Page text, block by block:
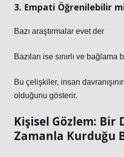
3. Empati Öğrenilebilir
Bazı araştırmalar evet der
Bazıları ise sınırlı ve
Bu çelişkiler, insan
olduğunu gösterir.
Kişisel Gözlem: Bir
Zamanla Kurduğu